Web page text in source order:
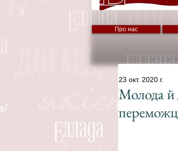
Про нас
Молода й
23 окт. 2020 г.